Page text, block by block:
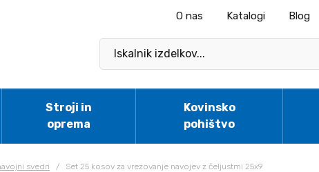
O nas Katalogi Blog
Stroji in
oprema
Kovinsko
pohištvo
svedri / Set 25 kosov za vrezovanje navojev z čeljustmi 25x9